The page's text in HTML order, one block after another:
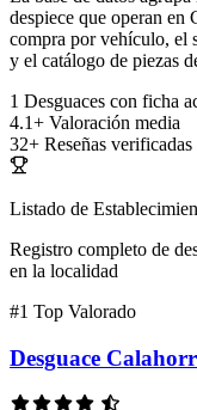
despiece que operan en
compra por vehículo, el
y el catálogo de piezas
1 Desguaces con ficha
4.1+ Valoración media
32+ Reseñas verificadas
Listado de
Registro completo de
en la localidad
#1 Top Valorado
Desguace